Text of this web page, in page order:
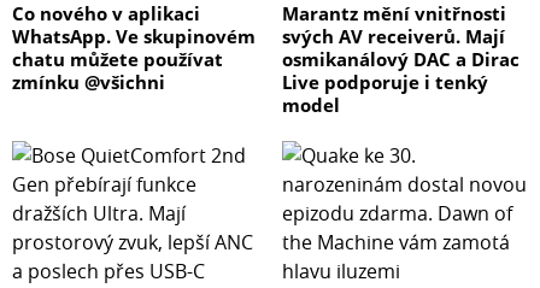
Co nového v aplikaci
WhatsApp. Ve skupinovém
chatu můžete používat
zmínku @všichni
Marantz mění vnitřnosti
svých AV receiverů. Mají
osmikanálový DAC a Dirac
Live podporuje i tenký
model